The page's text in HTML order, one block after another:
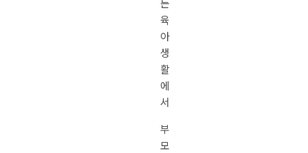
든
육
아
생
활
에
서
부
모